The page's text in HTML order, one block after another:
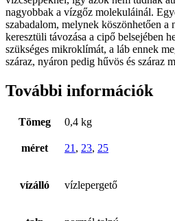
nagyobbak a vízgőz molekuláinál.
szabadalom, melynek köszönhetően a
keresztüli távozása a cipő belsejében
szükséges mikroklímát, a láb ennek
száraz, nyáron pedig hűvös és száraz
További információk
Tömeg 0,4 kg
méret 21 , 23, 25
vízálló vízlepergető